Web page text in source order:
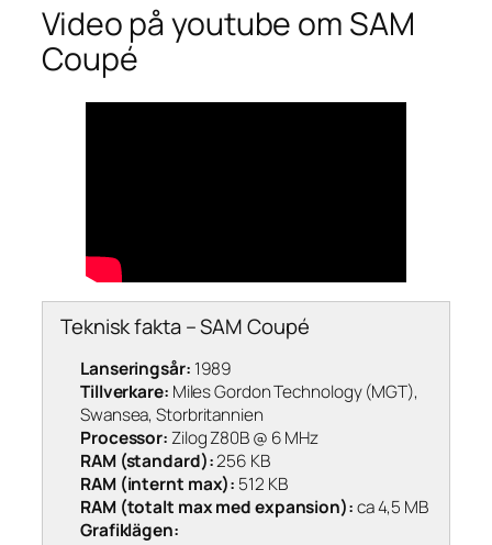
Video på youtube om SAM
Coupé
Teknisk fakta – SAM Coupé
Lanseringsår: 1989
Tillverkare: Miles Gordon Technology (MGT),
Swansea, Storbritannien
Processor:Zilog Z80B @ 6 MHz
RAM (standard):256 KB
RAM (internt max): 512 KB
RAM (totalt max med expansion):ca 4,5 MB
Grafiklägen: